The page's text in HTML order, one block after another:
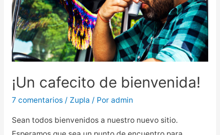
¡Un cafecito de bienvenida!
7 comentarios / Zupla / Por admin
Sean todos bienvenidos a nuestro nuevo sitio.